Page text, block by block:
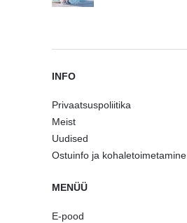
INFO
Privaatsuspoliitika
Meist
Uudised
Ostuinfo ja kohaletoimetamine
MENÜÜ
E-pood